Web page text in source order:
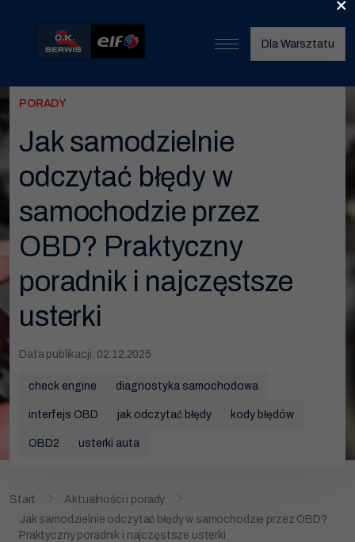
Start
Znajdź warsztat
Wymiana klocków hamulcowych
Dla Warsztatu
PORADY
Jak samodzielnie
odczytać błędy w
samochodzie przez
OBD? Praktyczny
poradnik i najczęstsze
usterki
check engine diagnostyka samochodowa
interfejs OBD jak odczytać błędy kody błędów
OBD2 usterki auta
Data publikacji: 02.12.2025
Start
Aktualności i porady
Jak samodzielnie odczytać błędy w samochodzie przez OBD?
Praktyczny poradnik i najczęstsze usterki